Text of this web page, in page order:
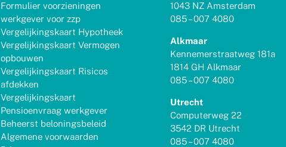
Formulier voorzieningen
werkgever voor zzp
Vergelijkingskaart Hypotheek
Vergelijkingskaart Vermogen
opbouwen
Vergelijkingskaart Risicos
afdekken
Vergelijkingskaart
Pensioenvraag werkgever
Beheerst beloningsbeleid
Algemene voorwaarden
1043 NZ Amsterdam
085 – 007 4080
Alkmaar
Kennemerstraatweg 181a
1814 GH Alkmaar
085 – 007 4080
Utrecht
Computerweg 22
3542 DR Utrecht
085 – 007 4080